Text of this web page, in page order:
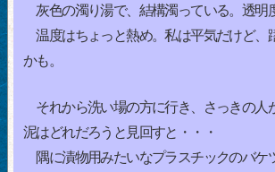
灰色の濁り湯で、結構濁っている。透明
温度はちょっと熱め。私は平気だけど、
かも。
それから洗い場の方に行き、さっきの人
泥はどれだろうと見回すと・・・
隅に漬物用みたいなプラスチックのバケ